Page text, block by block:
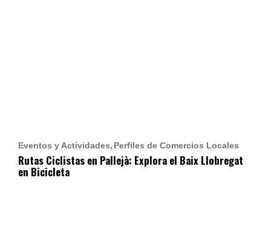
Eventos y Actividades Perfiles de Comercios Locales
Rutas Ciclistas en Pallejà: Explora el Baix Llobregat
en Bicicleta